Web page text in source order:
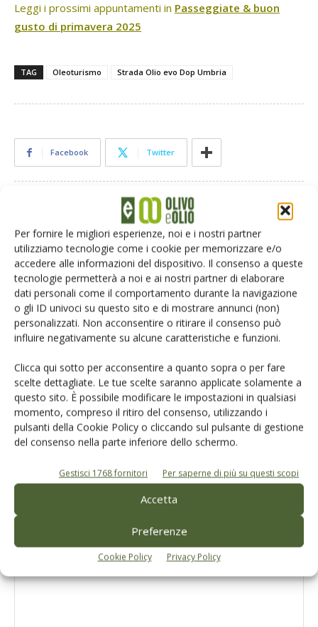
Per fornire le migliori esperienze, noi e i nostri partner
utilizziamo tecnologie come i cookie per memorizzare e/o
accedere alle informazioni del dispositivo. Il consenso a queste
tecnologie permetterà a noi e ai nostri partner di elaborare
dati personali come il comportamento durante la navigazione
o gli ID univoci su questo sito e di mostrare annunci (non)
personalizzati. Non acconsentire o ritirare il consenso può
influire negativamente su alcune caratteristiche e funzioni.
Clicca qui sotto per acconsentire a quanto sopra o per fare
scelte dettagliate. Le tue scelte saranno applicate solamente a
questo sito. È possibile modificare le impostazioni in qualsiasi
momento, compreso il ritiro del consenso, utilizzando i
pulsanti della Cookie Policy o cliccando sul pulsante di gestione
del consenso nella parte inferiore dello schermo.
Gestisci 1768 fornitori Per saperne di più su questi scopi
Accetta
Preferenze
Cookie Policy Privacy Policy
Leggi i prossimi appuntamenti in Passeggiate & buon
gusto di primavera 2025
TAG Oleoturismo Strada Olio evo Dop Umbria
Facebook Twitter
Turismo dell’olio, l’Italia accelera
Dop e Igp dell’olio, il quadro normativo
tra Europa e Italia
Frantoi Aperti 2025, Umbria in festa dal
18 ottobre al 16 novembre